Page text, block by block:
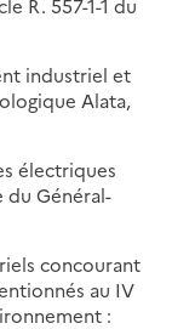
industriel et
Alata,
électriques
du Général-
concourant
au IV
: